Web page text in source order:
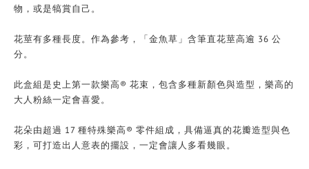
物，或是犒賞自己。
花莖有多種長度。作為參考，「金魚草」含筆直花莖高逾 36 公
分。
此盒組是史上第一款樂高® 花束，包含多種新顏色與造型，樂高的
大人粉絲一定會喜愛。
花朵由超過 17 種特殊樂高® 零件組成，具備逼真的花瓣造型與色
彩，可打造出人意表的擺設，一定會讓人多看幾眼。